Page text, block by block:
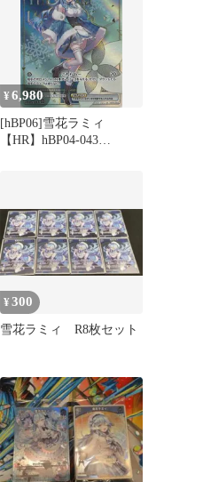
¥6,980
[hBP06]雪花ラミィ
【HR】hBP04-043
¥300
雪花ラミィ R8枚セット